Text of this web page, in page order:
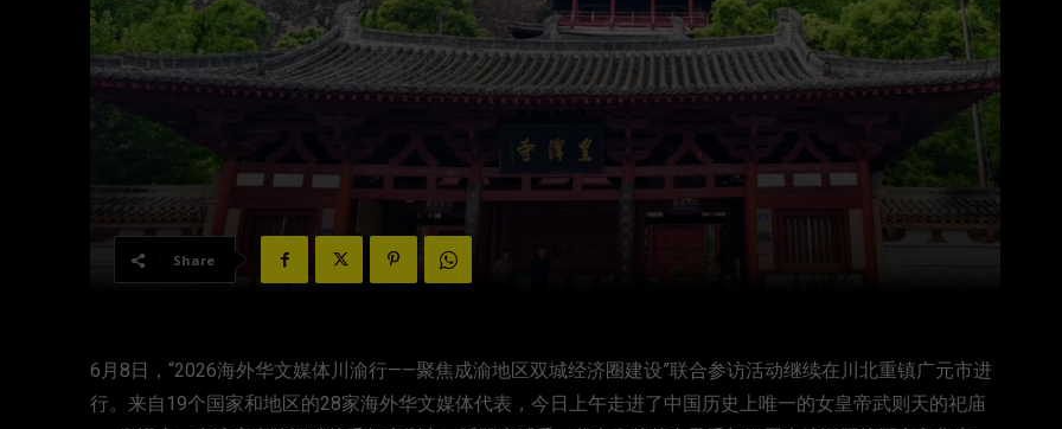
Share
6月8日，“2026海外华文媒体川渝行——聚焦成渝地区双城经济圈建设”联合参访活动继续在川北重镇广元市进
行。来自19个国家和地区的28家海外华文媒体代表，今日上午走进了中国历史上唯一的女皇帝武则天的祀庙